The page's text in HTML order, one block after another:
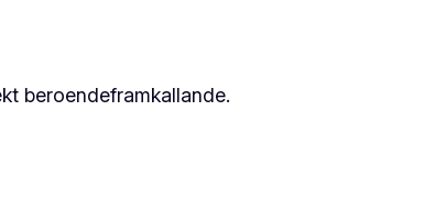
beroendeframkallande.